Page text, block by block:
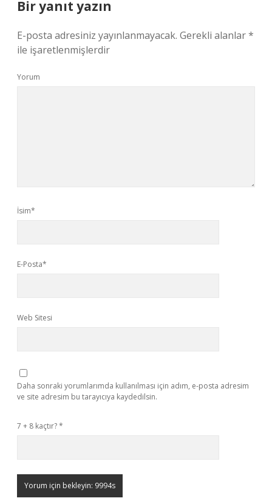
Bir yanıt yazın
E-posta adresiniz yayınlanmayacak. Gerekli alanlar*
ile işaretlenmişlerdir
Yorum
İsim*
E-Posta*
Web Sitesi
Daha sonraki yorumlarımda kullanılması için adım, e-posta adresim
ve site adresim bu tarayıcıya kaydedilsin.
7 + 8 kaçtır?*